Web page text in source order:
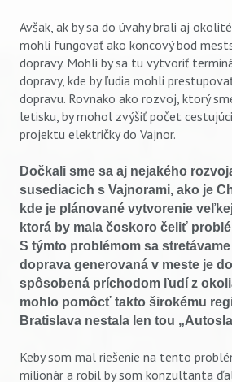
Avšak, ak by sa do úvahy brali aj
mohli fungovať ako koncový bod
dopravy. Mohli by sa tu vytvoriť
dopravy, kde by ľudia mohli
dopravu. Rovnako ako rozvoj, ktorý
letisku, by mohol zvýšiť počet
projektu električky do Vajnor.
Dočkali sme sa aj nejakého
susediacich s Vajnorami, ako je
kde je plánované vytvorenie
ktorá by mala čoskoro čeliť
S týmto problémom sa
doprava generovaná v meste je
spôsobená príchodom ľudí z
mohlo pomôcť takto širokému
Bratislava nestala len tou
Keby som mal riešenie na tento
milionár a robil by som konzultanta